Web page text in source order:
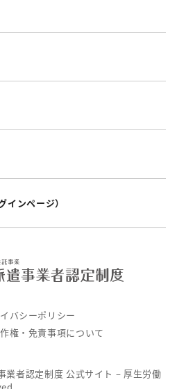
インページ）
業者認定制度 公式サイト – 厚生労働
バシーポリシー
権・免責事項について